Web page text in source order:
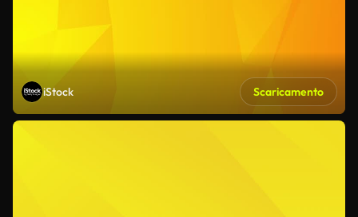
iStock Scaricamento